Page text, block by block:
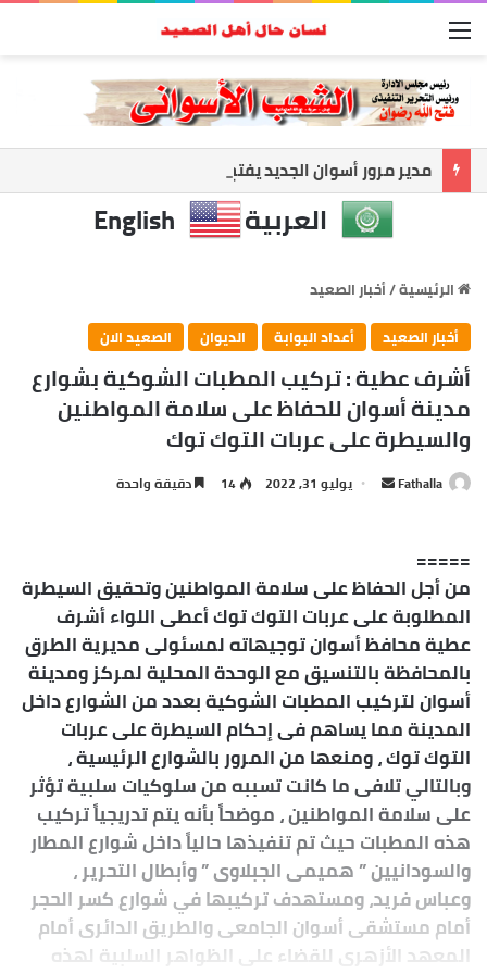
العربية English
الرئيسية/أخبار الصعيد
أخبار الصعيد
أعداد البوابة الديوان الصعيد الان
أشرف عطية : تركيب المطبات الشوكية بشوارع
مدينة أسوان للحفاظ على سلامة المواطنين
والسيطرة على عربات التوك توك
Fathalla
ب
ر
ي
د
ا
إ
ل
ك
ت
ر
و
ن
ي
ا
يوليو 31, 2022 14 دقيقة واحدة
=====
من أجل الحفاظ على سلامة المواطنين وتحقيق السيطرة
المطلوبة على عربات التوك توك أعطى اللواء أشرف
عطية محافظ أسوان توجيهاته لمسئولى مديرية الطرق
بالمحافظة بالتنسيق مع الوحدة المحلية لمركز ومدينة
أسوان لتركيب المطبات الشوكية بعدد من الشوارع داخل
المدينة مما يساهم فى إحكام السيطرة على عربات
التوك توك ، ومنعها من المرور بالشوارع الرئيسية ،
وبالتالي تلافى ما كانت تسببه من سلوكيات سلبية تؤثر
على سلامة المواطنين ، موضحاً بأنه يتم تدريجياً تركيب
هذه المطبات حيث تم تنفيذها حالياً داخل شوارع المطار
والسودانيين ” هميمى الجبلاوى ” وأبطال التحرير ،
وعباس فريد، ومستهدف تركيبها في شوارع كسر الحجر
أمام مستشقى أسوان الجامعى والطريق الدائرى أمام
المعهد الأزهرى للقضاء على الظواهر السلبية لهذه